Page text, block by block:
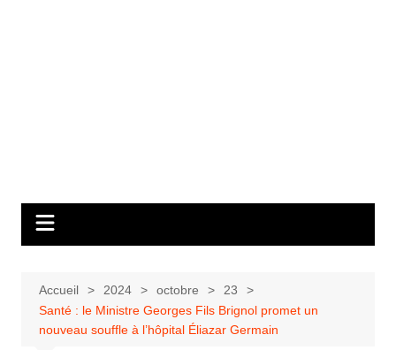
Accueil 2024 octobre
23
Santé : le Ministre Georges Fils Brignol promet un
nouveau souffle à l’hôpital Éliazar Germain